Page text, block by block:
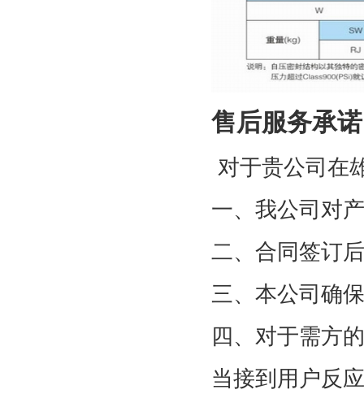
售后服务承诺
对于贵公司在
一、我公司对
二、合同签订
三、本公司确
四、对于需方
当接到用户反